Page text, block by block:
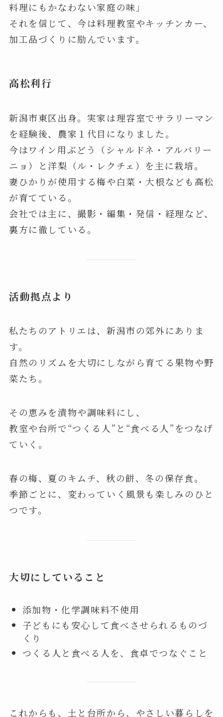
料理にもかなわない家庭の味」
それを信じて、今は料理教室やキッチンカー、
加工品づくりに励んでいます。
高松利行
新潟市東区出身。実家は理容室でサラリーマン
を経験後、農家１代目になりました。
今はワイン用ぶどう（シャルドネ・アルバリー
ニョ）と洋梨（ル・レクチェ）を主に栽培。
妻ひかりが使用する梅や白菜・大根なども高松
が育てている。
会社では主に、撮影・編集・発信・経理など、
裏方に徹している。
活動拠点より
私たちのアトリエは、新潟市の郊外にありま
す。
自然のリズムを大切にしながら育てる果物や野
菜たち。
その恵みを漬物や調味料にし、
教室や台所で“つくる人”と“食べる人”をつなげ
ていく。
春の梅、夏のキムチ、秋の餅、冬の保存食。
季節ごとに、変わっていく風景も楽しみのひと
つです。
大切にしていること
添加物・化学調味料不使用
子どもにも安心して食べさせられるものづ
くり
つくる人と食べる人を、食卓でつなぐこと
これからも、土と台所から、やさしい暮らしを